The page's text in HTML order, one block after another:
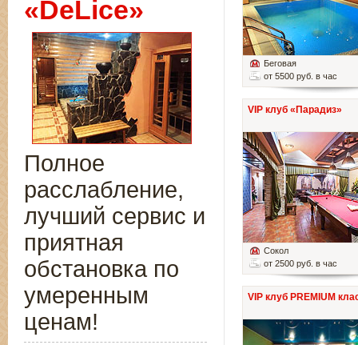
Беговая
от 5500 руб. в час
VIP клуб «Парадиз»
Сокол
от 2500 руб. в час
VIP клуб PREMIUM
«DeLice»
Полное
расслабление,
лучший сервис и
приятная
обстановка по
умеренным
ценам!